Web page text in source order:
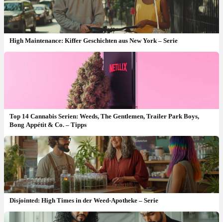
High Maintenance: Kiffer Geschichten aus New York – Serie
Top 14 Cannabis Serien: Weeds, The Gentlemen, Trailer Park Boys,
Bong Appétit & Co. – Tipps
Disjointed: High Times in der Weed-Apotheke – Serie